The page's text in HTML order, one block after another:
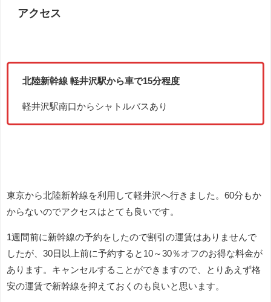
アクセス
北陸新幹線 軽井沢駅から車で15分程度
軽井沢駅南口からシャトルバスあり
東京から北陸新幹線を利用して軽井沢へ行きました。60分もか
からないのでアクセスはとても良いです。
1週間前に新幹線の予約をしたので割引の運賃はありませんで
したが、30日以上前に予約すると10～30％オフのお得な料金が
あります。キャンセルすることができますので、とりあえず格
安の運賃で新幹線を抑えておくのも良いと思います。